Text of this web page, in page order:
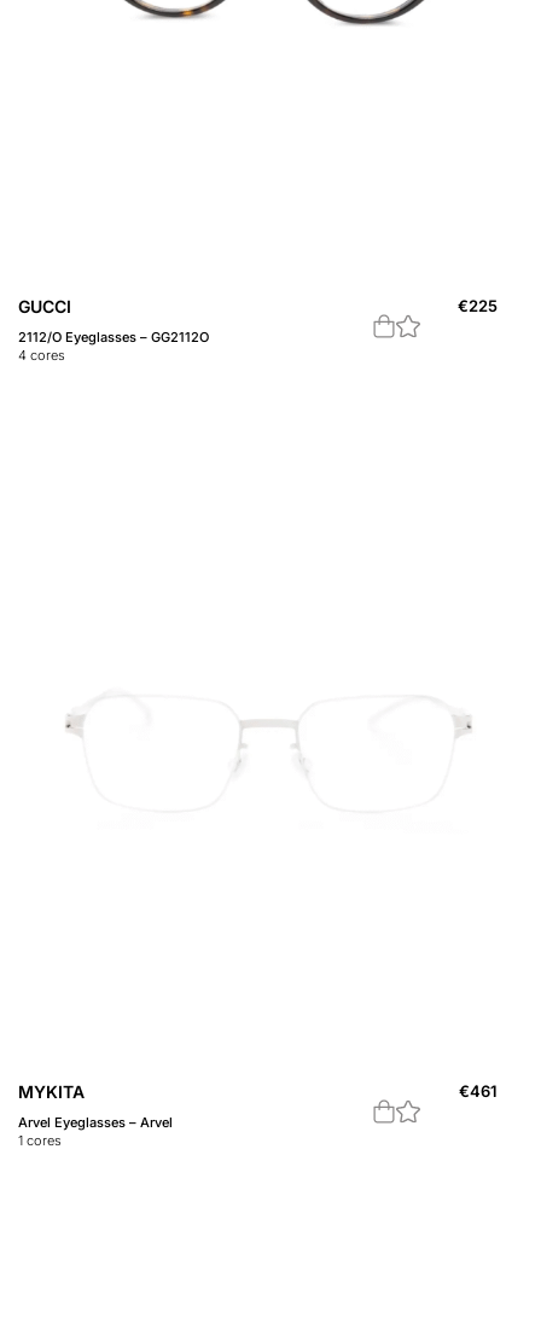
GUCCI
2112/O Eyeglasses – GG2112O
4 cores
€225
MYKITA
Arvel Eyeglasses – Arvel
1 cores
€461